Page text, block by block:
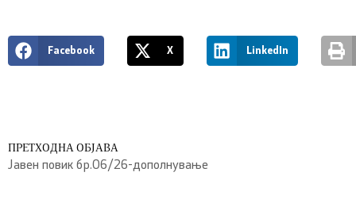
Facebook X LinkedIn
ПРЕТХОДНА ОБЈАВА
Јавен повик бр.06/26-дополнување